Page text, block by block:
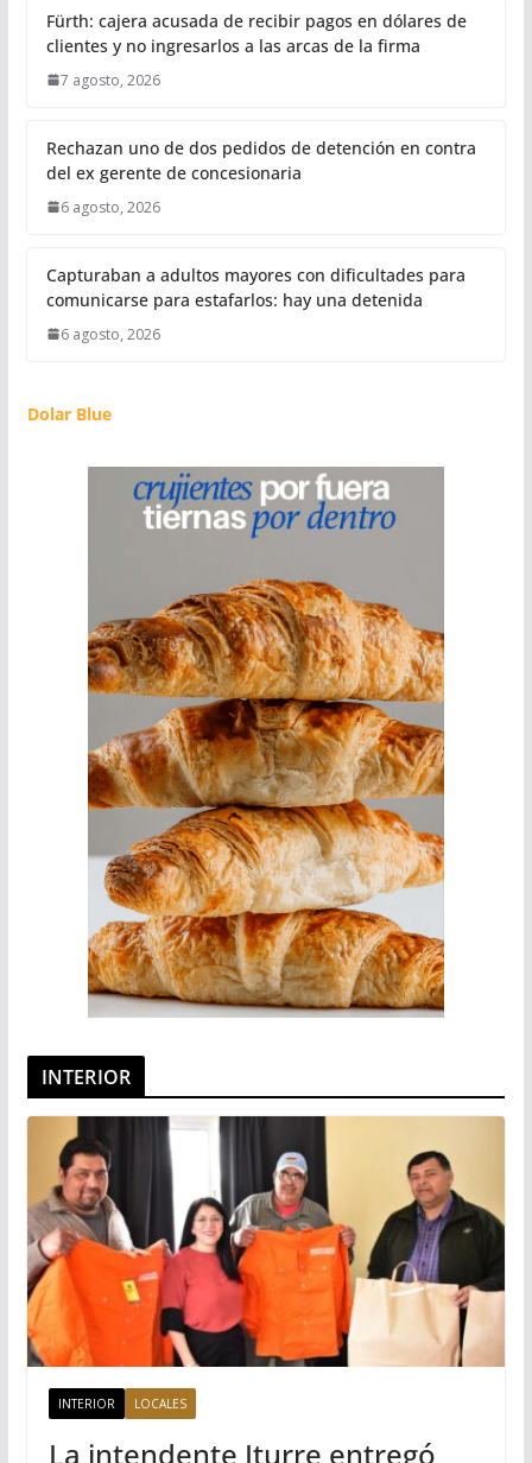
Fürth: cajera acusada de recibir pagos en dólares de
clientes y no ingresarlos a las arcas de la firma
7 agosto, 2026
Rechazan uno de dos pedidos de detención en contra
del ex gerente de concesionaria
6 agosto, 2026
Capturaban a adultos mayores con dificultades para
comunicarse para estafarlos: hay una detenida
6 agosto, 2026
Dolar Blue
INTERIOR
INTERIOR LOCALES
La intendente Iturre entregó